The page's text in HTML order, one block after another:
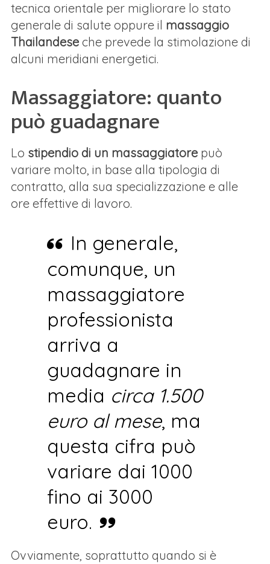
tecnica orientale per migliorare lo stato
generale di salute oppure il massaggio
Thailandese che prevede la stimolazione di
alcuni meridiani energetici.
Massaggiatore: quanto
può guadagnare
Lo stipendio di un massaggiatorepuò
variare molto, in base alla tipologia di
contratto, alla sua specializzazione e alle
ore effettive di lavoro.
In generale,
comunque, un
massaggiatore
professionista
arriva a
guadagnare in
media circa 1.500
euro al mese, ma
questa cifra può
variare dai 1000
fino ai 3000
euro.
Ovviamente, soprattutto quando si è